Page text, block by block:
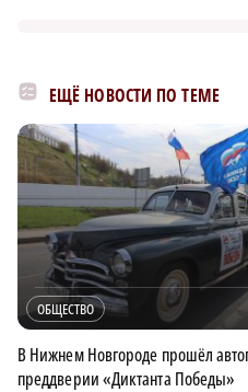
ЕЩЁ НОВОСТИ ПО ТЕМЕ
ОБЩЕСТВО
В Нижнем Новгороде прошёл
преддверии «Диктанта Победы»